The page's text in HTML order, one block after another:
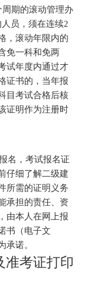
期的滚动管理办
员，须在连续2
，滚动年限内的
免一科和免两
试年度内通过才
证书的，当年报
目考试合格后核
证明作为注册时
名，考试报名证
仔细了解二级建
所需的证明义务
承担的责任、资
由本人在网上报
书（电子文
承诺。
准考证打印